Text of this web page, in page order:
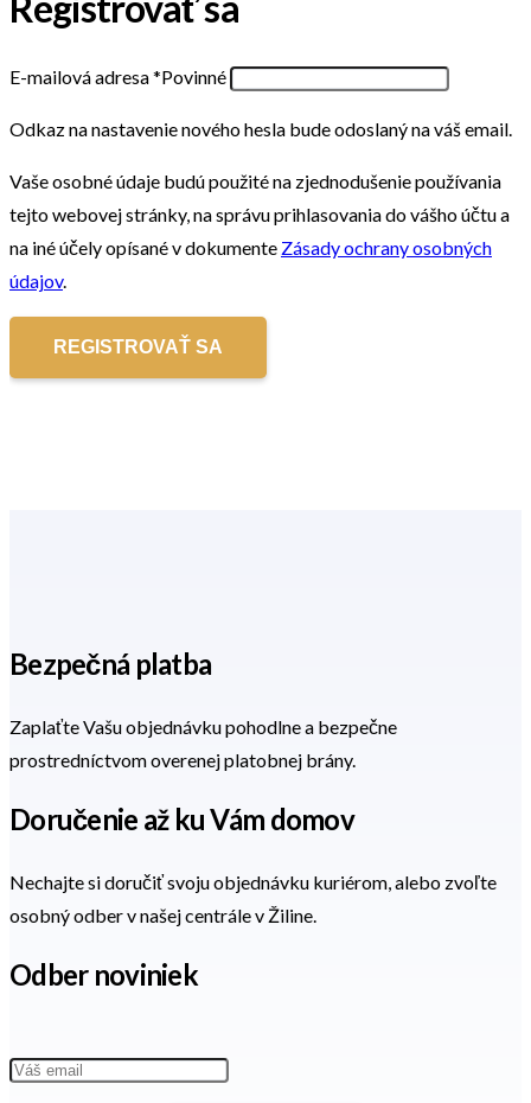
E-mailová adresa*Povinné
Odkaz na nastavenie nového hesla bude odoslaný na váš email.
Vaše osobné údaje budú použité na zjednodušenie používania
tejto webovej stránky, na správu prihlasovania do vášho účtu a
na iné účely opísané v dokumente Zásady ochrany osobných
údajov.
REGISTROVAŤ SA
Bezpečná platba
Zaplaťte Vašu objednávku pohodlne a bezpečne
prostredníctvom overenej platobnej brány.
Doručenie až ku Vám domov
Nechajte si doručiť svoju objednávku kuriérom, alebo zvoľte
osobný odber v našej centrále v Žiline.
Odber noviniek